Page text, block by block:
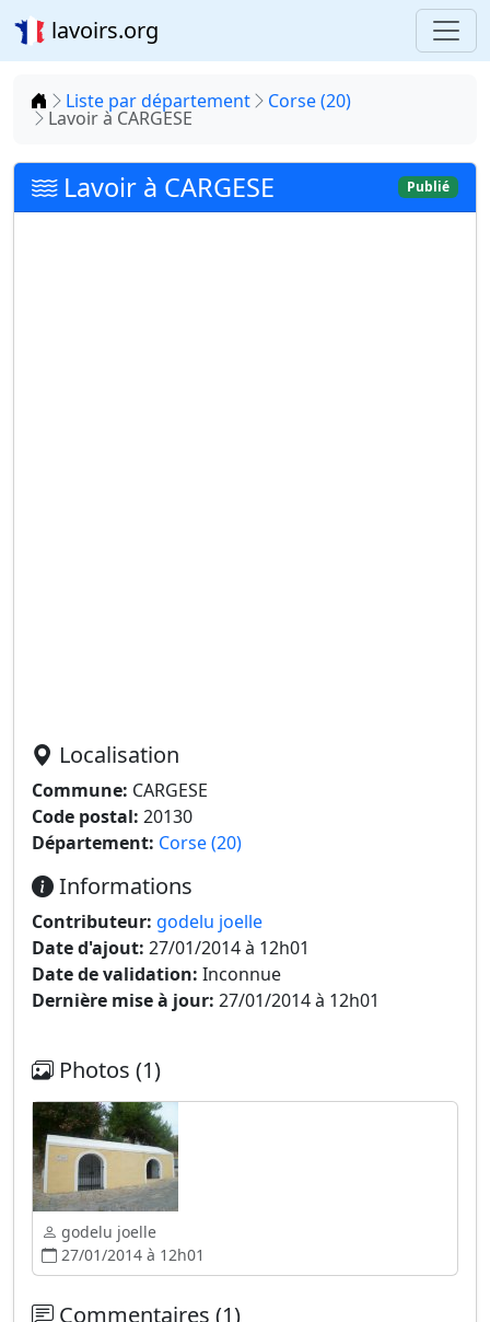
lavoirs.org
Accueil
Liste par département Corse (20)
Lavoir à CARGESE
Lavoir à CARGESE Publié
Localisation
Commune: CARGESE
Code postal: 20130
Département: Corse (20)
Informations
Contributeur: godelu joelle
Date d'ajout: 27/01/2014 à 12h01
Date de validation: Inconnue
Dernière mise à jour: 27/01/2014 à 12h01
Photos (1)
godelu joelle
27/01/2014 à 12h01
Commentaires (1)